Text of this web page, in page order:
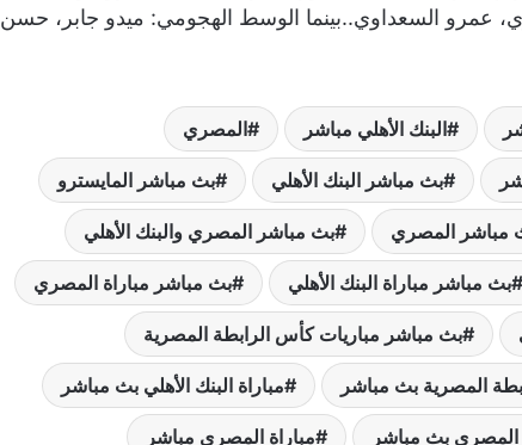
عمرو السعداوي..بينما الوسط الهجومي: ميدو جابر، حسن
البنك الأهلي مباشر المصري
بث مباشر البنك الأهلي بث مباشر المايسترو
مباشر المصري بث مباشر المصري والبنك الأهلي
بث مباشر مباراة البنك الأهلي بث مباشر مباراة المصري
بث مباشر مباريات كأس الرابطة المصرية
المصرية بث مباشر مباراة البنك الأهلي بث مباشر
المصري بث مباشر مباراة المصري مباشر